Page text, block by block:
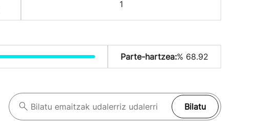
1
Parte-hartzea:% 68.92
Bilatu